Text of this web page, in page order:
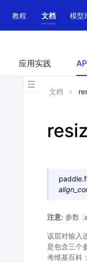
教程 文档 模型
应用实践
文档
注意: 参数
该层对输入
是包含三个
考维基百科：